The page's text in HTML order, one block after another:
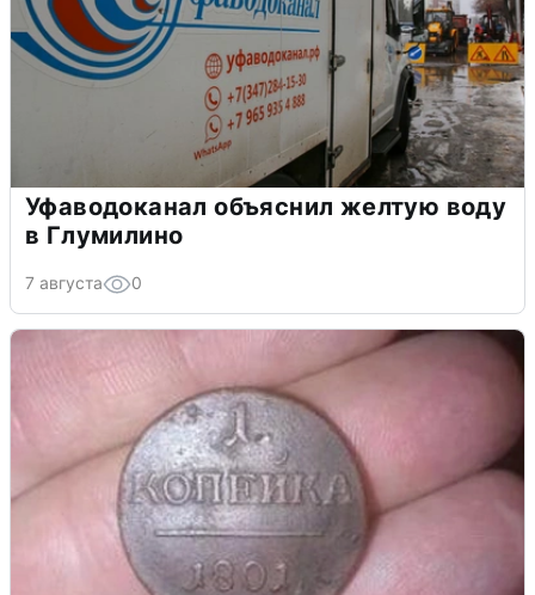
Уфаводоканал объяснил желтую воду
в Глумилино
7 августа 0